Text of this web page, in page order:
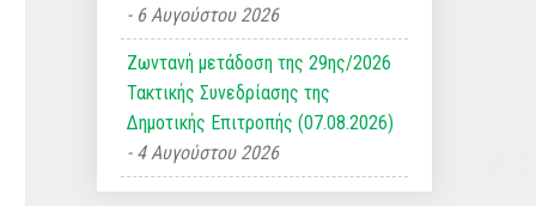
6 Αυγούστου 2026
Ζωντανή μετάδοση της 29ης/2026
Τακτικής Συνεδρίασης της
Δημοτικής Επιτροπής (07.08.2026)
4 Αυγούστου 2026